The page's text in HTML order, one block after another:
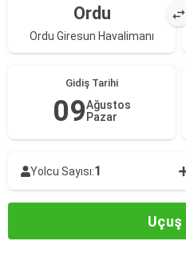
Ordu
Ordu Giresun Havalimanı
Gidiş Tarihi
09Ağustos
Pazar
Yolcu Sayısı:1
Uçuş